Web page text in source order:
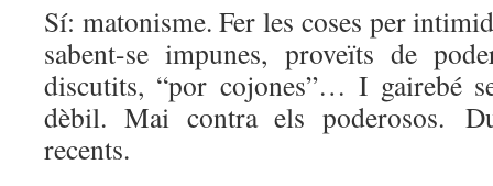
Sí: matonisme. Fer les coses per
sabent-se impunes, proveïts de
discutits, “por cojones”… I gairebé
dèbil. Mai contra els poderosos.
recents.